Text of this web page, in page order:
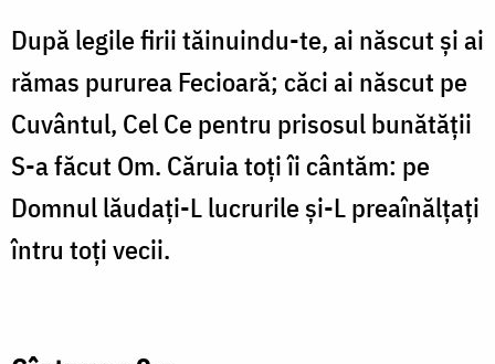
După legile firii tăinuindu-te, ai născut şi ai
rămas pururea Fecioară; căci ai născut pe
Cuvântul, Cel Ce pentru prisosul bunătăţii
S-a făcut Om. Căruia toţi îi cântăm: pe
Domnul lăudaţi-L lucrurile şi-L preaînălţaţi
întru toţi vecii.